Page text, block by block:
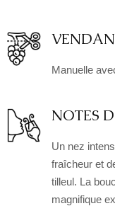
Manuelle
NOTES
Un nez
fraîcheur et
tilleul. La
magnifique